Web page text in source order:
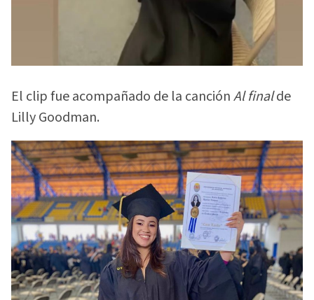
El clip fue acompañado de la canciónAl finalde
Lilly Goodman.